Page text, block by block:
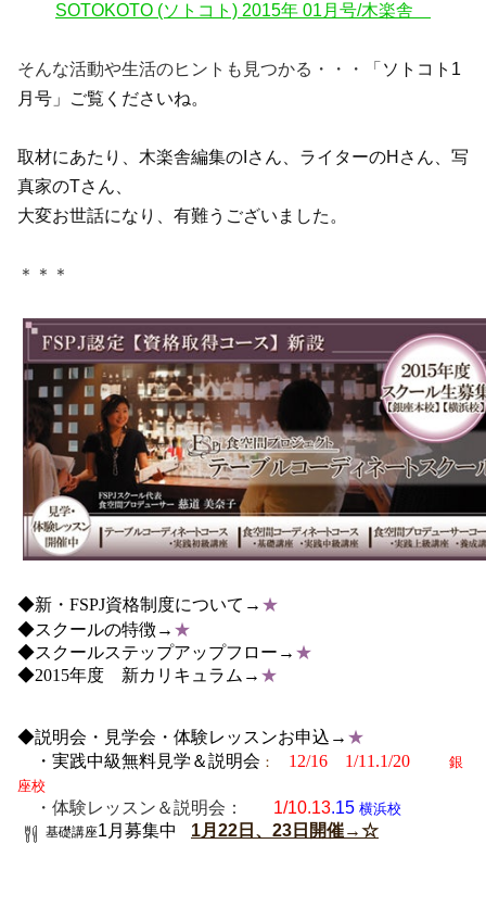
SOTOKOTO (ソトコト) 2015年 01月号/木楽舎
そんな活動や生活のヒントも見つかる・・・「 ソトコト1
月号」ご覧くださいね。
取材にあたり、木楽舎編集のIさん、ライターのHさん、写
真家のTさん、
大変お世話になり、有難うございました。
＊＊＊
◆新・ FSPJ資格制度について→ ★
◆スクールの特徴→ ★
◆スクールステップアップフロー→ ★
◆2015年度 新カリキュラム→ ★
◆説明会・見学会・体験レッスンお申込→ ★
・実践中級無料見学＆説明会 ： 12/16 1/11.1/20 銀
座校
・体験レッスン＆説明会 ： 1/10.13.15 横浜校
基礎講座1月 募集中 1月22日、23日開催→☆